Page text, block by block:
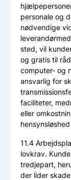
personale og
nødvendige
sted, vil
og gratis til
computer- og
ansvarlig for
faciliteter,
eller
11.4
lovkrav.
tredjepart,
der lider